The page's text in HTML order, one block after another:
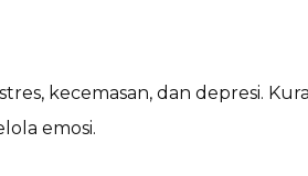
kecemasan, dan depresi.
emosi.